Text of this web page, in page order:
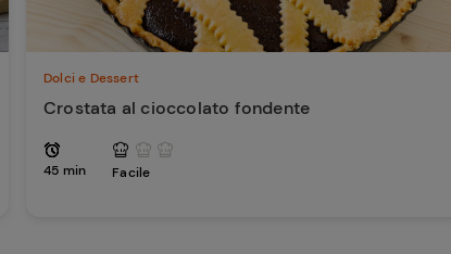
Dolci e Dessert
Crostata al cioccolato fondente
45 min Facile